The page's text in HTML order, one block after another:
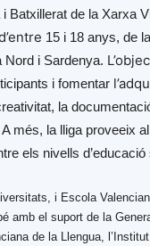
Batxillerat de la Xarxa
15 i 18 anys, de
Nord i Sardenya.
i fomentar
la
més, la lliga proveeix
els nivells
, i Escola
amb el suport de la
de la Llengua,